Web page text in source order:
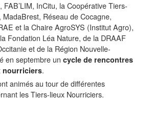
FAB’LIM, InCitu, la Coopérative Tiers-
MadaBrest, Réseau de Cocagne,
et la Chaire AgroSYS (Institut Agro),
Fondation Léa Nature, de la DRAAF
et de la Région Nouvelle-
en septembre un cycle de rencontres
nourriciers.
animés au tour de différentes
les Tiers-lieux Nourriciers.